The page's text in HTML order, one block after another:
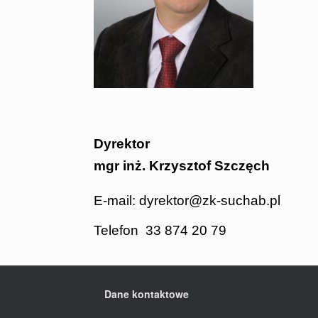
Dyrektor
mgr inż. Krzysztof Szczęch
E-mail: dyrektor@zk-suchab.pl
Telefon 33 874 20 79
Dane kontaktowe